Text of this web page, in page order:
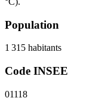
Population
1 315 habitants
Code INSEE
01118